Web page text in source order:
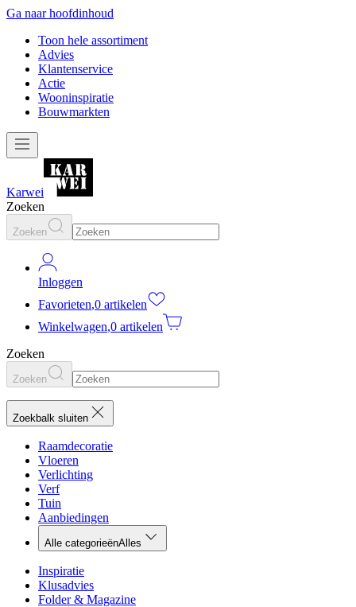
Ga naar hoofdinhoud
Toon hele assortiment
Advies
Klantenservice
Actie
Wooninspiratie
Bouwmarkten
Karwei
Zoeken
Zoeken
Inloggen
Favorieten,0 artikelen
Winkelwagen,0 artikelen
Zoeken
Zoeken
Zoekbalk sluiten
Raamdecoratie
Vloeren
Verlichting
Verf
Tuin
Aanbiedingen
Alle categorieënAlles
Inspiratie
Klusadvies
Folder & Magazine